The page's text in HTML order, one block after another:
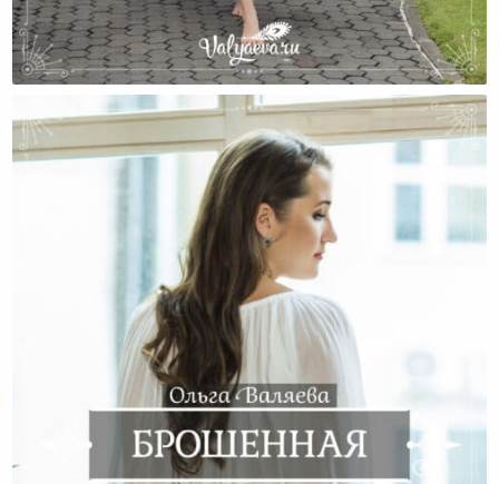
Два Способа Изменить Семейные Отношения